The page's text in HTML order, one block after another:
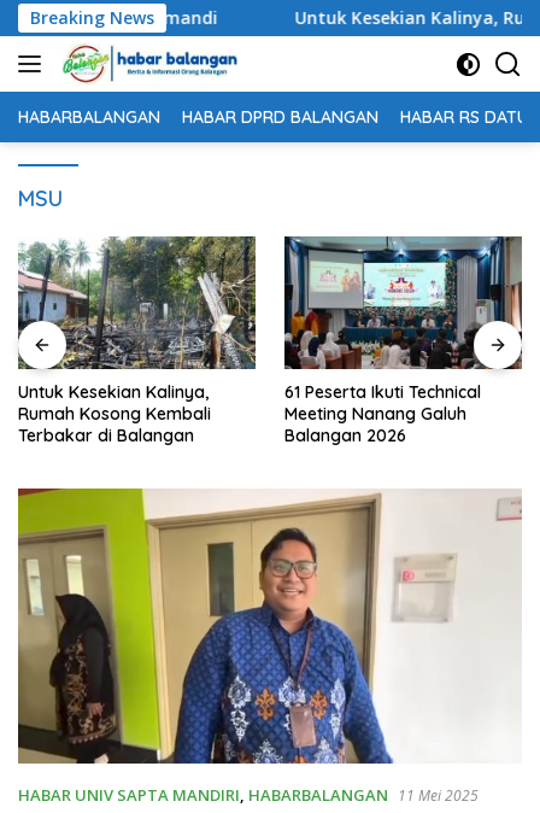
Langsung
ke
konten
Breaking News
di Batumandi Untuk Kesekian Kalinya,
HABARBALANGAN HABAR DPRD BALANGAN HABAR RS DATU
MSU
Untuk Kesekian Kalinya,
Rumah Kosong Kembali
Terbakar di Balangan
61 Peserta Ikuti Technical
Meeting Nanang Galuh
Balangan 2026
HABAR UNIV SAPTA MANDIRI, HABARBALANGAN 11 Mei 2025